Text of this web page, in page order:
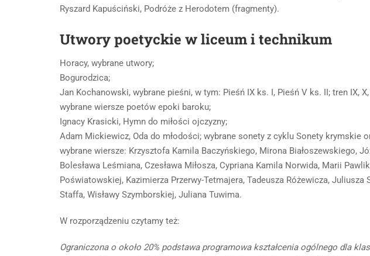
Ryszard Kapuściński, Podróże z Herodotem (fragmenty).
Utwory poetyckie w liceum i technikum
Horacy, wybrane utwory;
Bogurodzica;
Jan Kochanowski, wybrane pieśni, w tym: Pieśń IX ks. I, Pieśń V ks. II; tren IX, X,
wybrane wiersze poetów epoki baroku;
Ignacy Krasicki, Hymn do miłości ojczyzny;
Adam Mickiewicz, Oda do młodości; wybrane sonety z cyklu Sonety krymskie
wybrane wiersze: Krzysztofa Kamila Baczyńskiego, Mirona Białoszewskiego,
Bolesława Leśmiana, Czesława Miłosza, Cypriana Kamila Norwida, Marii
Poświatowskiej, Kazimierza Przerwy-Tetmajera, Tadeusza Różewicza,
Staffa, Wisławy Szymborskiej, Juliana Tuwima.
W rozporządzeniu czytamy też:
Ograniczona o około 20% podstawa programowa kształcenia ogólnego dla